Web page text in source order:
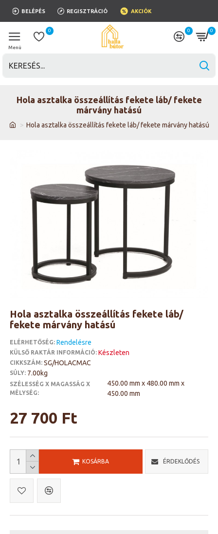
BELÉPÉS REGISZTRÁCIÓ AKCIÓK
0 0 0
Hola asztalka összeállítás fekete láb/ fekete márvány hatású
Hola asztalka összeállítás fekete láb/ fekete
márvány hatású
Hola asztalka összeállítás fekete láb/
fekete márvány hatású
ELÉRHETŐSÉG: Rendelésre
KÜLSŐ RAKTÁR INFORMÁCIÓ: Készleten
CIKKSZÁM: SG/HOLACMAC
SÚLY: 7.00kg
SZÉLESSÉG X MAGASSÁG X
MÉLYSÉG:
450.00 mm x 480.00 mm x
450.00 mm
27 700 Ft
KOSÁRBA ÉRDEKLŐDÉS